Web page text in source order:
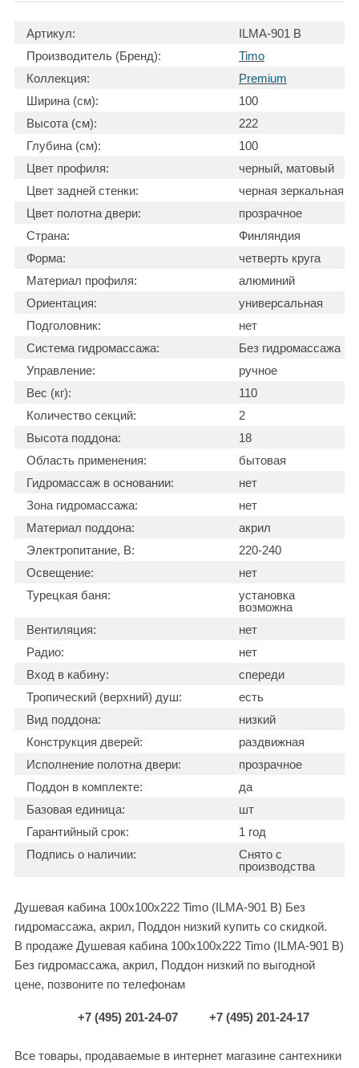
Артикул:
ILMA-901 B
Производитель (Бренд):
Timo
Коллекция:
Premium
Ширина (см):
100
Высота (см):
222
Глубина (см):
100
Цвет профиля:
черный, матовый
Цвет задней стенки:
черная зеркальная
Цвет полотна двери:
прозрачное
Страна:
Финляндия
Форма:
четверть круга
Материал профиля:
алюминий
Ориентация:
универсальная
Подголовник:
нет
Система гидромассажа:
Без гидромассажа
Управление:
ручное
Вес (кг):
110
Количество секций:
2
Высота поддона:
18
Область применения:
бытовая
Гидромассаж в основании:
нет
Зона гидромассажа:
нет
Материал поддона:
акрил
Электропитание, В:
220-240
Освещение:
нет
Турецкая баня:
установка
возможна
Вентиляция:
нет
Радио:
нет
Вход в кабину:
спереди
Тропический (верхний) душ:
есть
Вид поддона:
низкий
Конструкция дверей:
раздвижная
Исполнение полотна двери:
прозрачное
Поддон в комплекте:
да
Базовая единица:
шт
Гарантийный срок:
1 год
Подпись о наличии:
Снято с
производства
Душевая кабина 100x100x222 Timo (ILMA-901 B) Без
гидромассажа, акрил, Поддон низкий купить со скидкой.
В продаже Душевая кабина 100x100x222 Timo (ILMA-901 B)
Без гидромассажа, акрил, Поддон низкий по выгодной
цене, позвоните по телефонам
+7 (495) 201-24-07 +7 (495) 201-24-17
Все товары, продаваемые в интернет магазине сантехники